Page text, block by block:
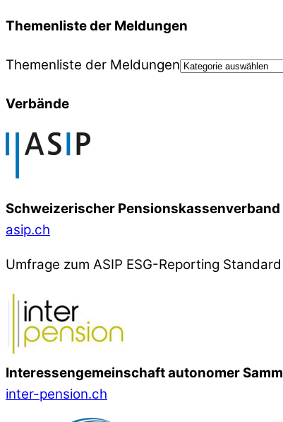
Themenliste der Meldungen
Themenliste der Meldungen
Verbände
Schweizerischer Pensionskassenverband
asip.ch
Umfrage zum ASIP ESG-Reporting
Interessengemeinschaft autonomer
inter-pension.ch